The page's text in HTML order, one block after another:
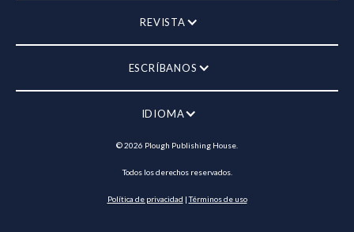
REVISTA
ESCRÍBANOS
IDIOMA
©2026 Plough Publishing House.
Todos los derechos reservados.
Política de privacidad |Términos de uso